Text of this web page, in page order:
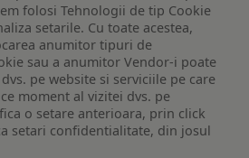
folosi Tehnologii de tip Cookie
setarile. Cu toate acestea,
anumitor tipuri de
sau a anumitor Vendor-i poate
pe website si serviciile pe care
moment al vizitei dvs. pe
o setare anterioara, prin click
setari confidentialitate, din josul